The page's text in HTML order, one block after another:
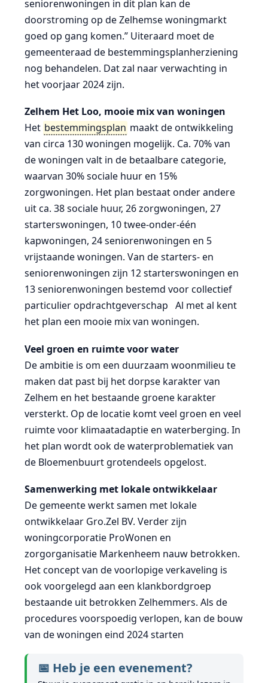
seniorenwoningen in dit plan kan de
doorstroming op de Zelhemse woningmarkt
goed op gang komen.” Uiteraard moet de
gemeenteraad de bestemmingsplanherziening
nog behandelen. Dat zal naar verwachting in
het voorjaar 2024 zijn.
Zelhem Het Loo, mooie mix van woningen
Het bestemmingsplan maakt de ontwikkeling
van circa 130 woningen mogelijk. Ca. 70% van
de woningen valt in de betaalbare categorie,
waarvan 30% sociale huur en 15%
zorgwoningen. Het plan bestaat onder andere
uit ca. 38 sociale huur, 26 zorgwoningen, 27
starterswoningen, 10 twee-onder-één
kapwoningen, 24 seniorenwoningen en 5
vrijstaande woningen. Van de starters- en
seniorenwoningen zijn 12 starterswoningen en
13 seniorenwoningen bestemd voor collectief
particulier opdrachtgeverschap Al met al kent
het plan een mooie mix van woningen.
Veel groen en ruimte voor water
De ambitie is om een duurzaam woonmilieu te
maken dat past bij het dorpse karakter van
Zelhem en het bestaande groene karakter
versterkt. Op de locatie komt veel groen en veel
ruimte voor klimaatadaptie en waterberging. In
het plan wordt ook de waterproblematiek van
de Bloemenbuurt grotendeels opgelost.
Samenwerking met lokale ontwikkelaar
De gemeente werkt samen met lokale
ontwikkelaar Gro.Zel BV. Verder zijn
woningcorporatie ProWonen en
zorgorganisatie Markenheem nauw betrokken.
Het concept van de voorlopige verkaveling is
ook voorgelegd aan een klankbordgroep
bestaande uit betrokken Zelhemmers. Als de
procedures voorspoedig verlopen, kan de bouw
van de woningen eind 2024 starten
📅 Heb je een evenement?